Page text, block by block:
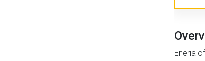
Eneria